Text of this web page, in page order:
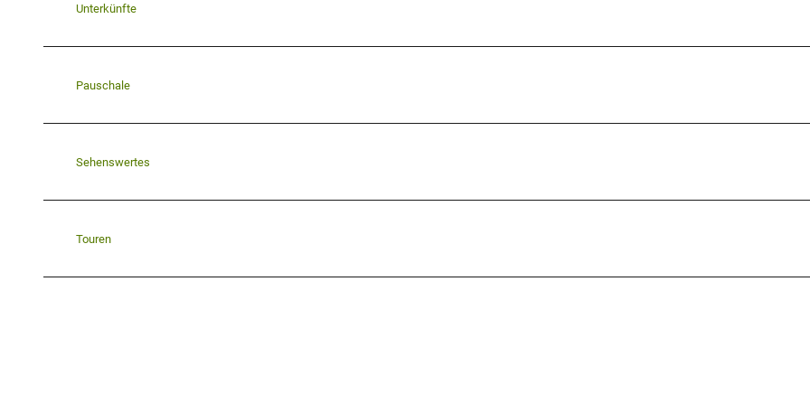
Unterkünfte
Pauschale
Sehenswertes
Touren